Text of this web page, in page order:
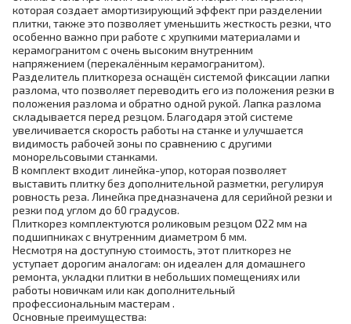
которая создает амортизирующий эффект при разделении
плитки, также это позволяет уменьшить жесткость резки, что
особенно важно при работе с хрупкими материалами и
керамогранитом с очень высоким внутренним
напряжением (перекалённым керамогранитом).
Разделитель плиткореза оснащён системой фиксации лапки
разлома, что позволяет переводить его из положения резки в
положения разлома и обратно одной рукой. Лапка разлома
складывается перед резцом. Благодаря этой системе
увеличивается скорость работы на станке и улучшается
видимость рабочей зоны по сравнению с другими
монорельсовыми станками.
В комплект входит линейка-упор, которая позволяет
выставить плитку без дополнительной разметки, регулируя
ровность реза. Линейка предназначена для серийной резки и
резки под углом до 60 градусов.
Плиткорез комплектуются роликовым резцом Ø22 мм на
подшипниках с внутренним диаметром 6 мм.
Несмотря на доступную стоимость, этот плиткорез не
уступает дорогим аналогам: он идеален для домашнего
ремонта, укладки плитки в небольших помещениях или
работы новичкам или как дополнительный
профессиональным мастерам .
Основные преимущества: